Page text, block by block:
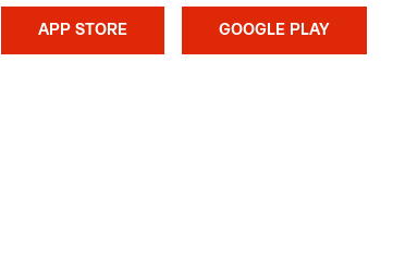
APP STORE GOOGLE PLAY